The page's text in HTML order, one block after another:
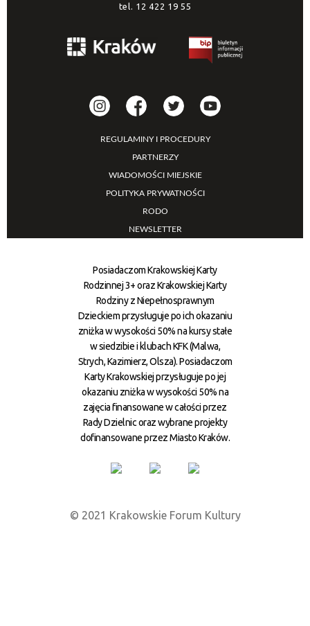
tel. 12 422 19 55
REGULAMINY I PROCEDURY
PARTNERZY
WIADOMOŚCI MIEJSKIE
POLITYKA PRYWATNOŚCI
RODO
NEWSLETTER
Posiadaczom Krakowskiej Karty
Rodzinnej 3+ oraz Krakowskiej Karty
Rodziny z Niepełnosprawnym
Dzieckiem przysługuje po ich okazaniu
zniżka w wysokości 50% na kursy stałe
w siedzibie i klubach KFK (Malwa,
Strych, Kazimierz, Olsza). Posiadaczom
Karty Krakowskiej przysługuje po jej
okazaniu zniżka w wysokości 50% na
zajęcia finansowane w całości przez
Rady Dzielnic oraz wybrane projekty
dofinansowane przez Miasto Kraków.
© 2021 Krakowskie Forum Kultury